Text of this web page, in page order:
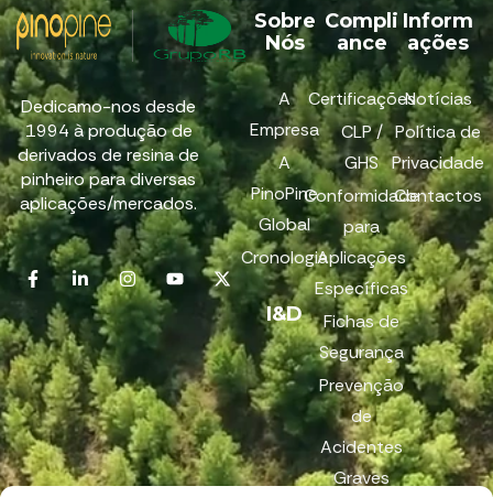
Dedicamo-nos desde
1994 à produção de
derivados de resina de
pinheiro para diversas
aplicações/mercados.
Sobre
Nós
A
Empresa
A
PinoPine
Global
Cronologia
I&D
Compli
ance
Certificações
CLP /
GHS
Conformidade
para
Aplicações
Específicas
Fichas de
Segurança
Prevenção
de
Acidentes
Graves
Inform
ações
Notícias
Política de
Privacidade
Contactos